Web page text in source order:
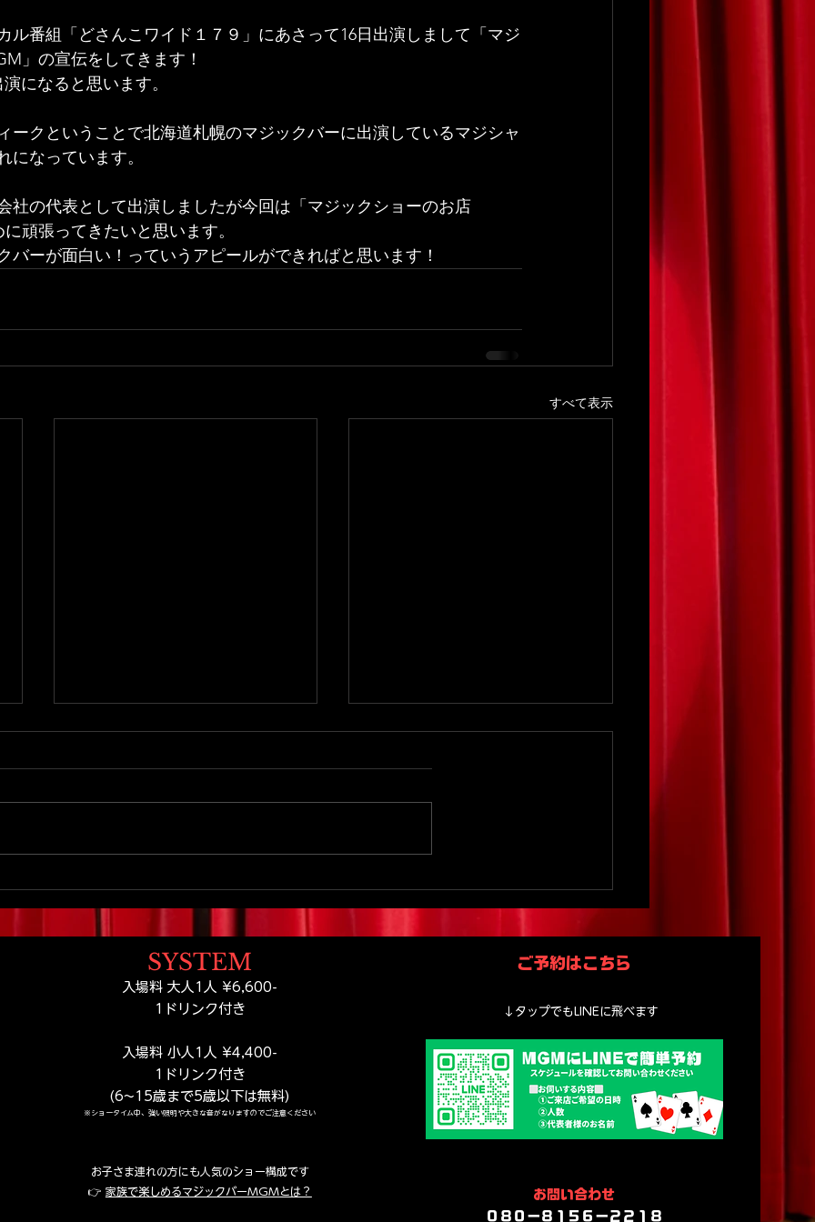
ル番組「どさんこワイド１７９」にあさって16日出演しまして「マジ
」の宣伝をしてきます！
になると思います。
ークということで北海道札幌のマジックバーに出演しているマジシャ
になっています。
社の代表として出演しましたが今回は「マジックショーのお店
頑張ってきたいと思います。
バーが面白い！っていうアピールができればと思います！
すべて表示
を開けた瞬間から物語が始ま
テーマパーク
マジックショー｜子どもOK
​​入場料 大人1人 ¥6,600-
​1ドリンク付き
入場料 小人1人 ¥4,400-
​1ドリンク付き
(6~15歳まで5歳以下は無料)
※ショータイム中、強い照明や大きな音がなりますのでご注意ください
お子さま連れの方にも人気のショー構成です
👉 家族で楽しめるマジックバーMGMとは？
ご予約はこちら
↓タップでもLINEに飛べます
​​お問い合わせ
​０８０ー８１５６ー２２１８​
SYSTEM